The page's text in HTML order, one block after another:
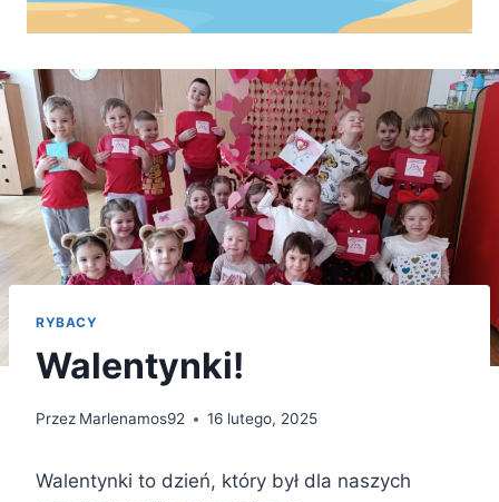
RYBACY
Walentynki!
Przez Marlenamos92 16 lutego, 2025
Walentynki to dzień, który był dla naszych